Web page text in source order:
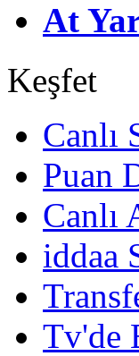
At
Keşfet
Canlı
Puan
Canlı
iddaa
Tv'de